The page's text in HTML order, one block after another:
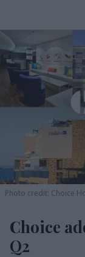
Photo credit: Choice
Choice
Q2